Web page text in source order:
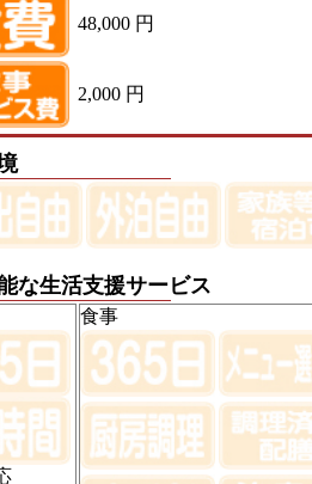
48,000 円
2,000 円
な生活支援サービス
食事